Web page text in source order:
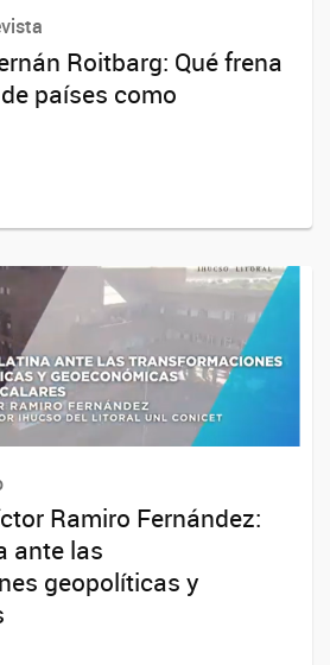
Roitbarg: Qué frena
países como
Ramiro Fernández:
ante las
geopolíticas y